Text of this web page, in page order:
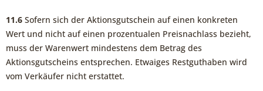
11.6 Sofern sich der Aktionsgutschein auf einen konkreten
Wert und nicht auf einen prozentualen Preisnachlass bezieht,
muss der Warenwert mindestens dem Betrag des
Aktionsgutscheins entsprechen. Etwaiges Restguthaben wird
vom Verkäufer nicht erstattet.